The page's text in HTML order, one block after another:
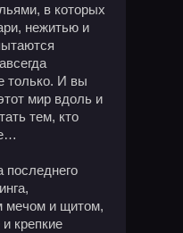
в которых
нежитью и
только. И вы
мир вдоль и
тем, кто
последнего
мечом и щитом,
крепкие